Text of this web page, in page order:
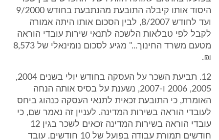
היסוד אותו קיבלה התובעת מהנתבעת בחודש 9/2000
ועד לחודש 8/2007, לבין הסכום אותו היתה אמורה
לקבל לפי טבלאות הלשכה לתנאי שירות עובדי הוראה
מטעם משרד החינוך..." מגיע לסכום נומינאלי של 8,573
₪.
12. תביעת השכר על העסקה בחודש יולי בשנים 2004,
2005, 2006 ו-2007, נשענת על בסיס אותה הנחה
האומרת, כי התובעת זכאית לתנאי העסקה כנהוג ביחס
לעובדי הוראה בשירות המדינה. לעניין זה נאמר שם, כי
עובדי הוראה בשירות המדינה זכאים לשכר בגין 12
חודשים תמורת עבודה בפועל של 10 חודשים. עובד